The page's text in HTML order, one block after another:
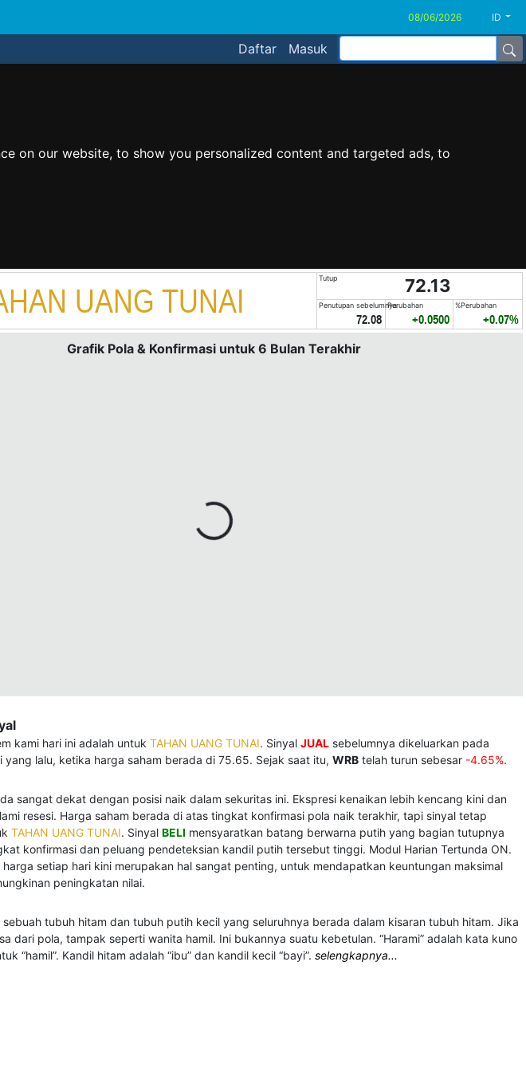
on our website, to show you personalized content and targeted ads, to
ID
Daftar Masuk
UANG TUNAI
Tutup 72.13
Penutupan sebelumnya
72.08
Perubahan
+0.0500
%Perubahan
+0.07%
Grafik Pola & Konfirmasi untuk 6 Bulan Terakhir
kami hari ini adalah untuk TAHAN UANG TUNAI. Sinyal JUAL sebelumnya dikeluarkan pada
lalu, ketika harga saham berada di 75.65. Sejak saat itu, WRB telah turun sebesar -4.65%.
sangat dekat dengan posisi naik dalam sekuritas ini. Ekspresi kenaikan lebih kencang kini dan
resesi. Harga saham berada di atas tingkat konfirmasi pola naik terakhir, tapi sinyal tetap
TAHAN UANG TUNAI. Sinyal BELI mensyaratkan batang berwarna putih yang bagian tutupnya
konfirmasi dan peluang pendeteksian kandil putih tersebut tinggi. Modul Harian Tertunda ON.
setiap hari kini merupakan hal sangat penting, untuk mendapatkan keuntungan maksimal
peningkatan nilai.
sebuah tubuh hitam dan tubuh putih kecil yang seluruhnya berada dalam kisaran tubuh hitam. Jika
dari pola, tampak seperti wanita hamil. Ini bukannya suatu kebetulan. “Harami” adalah kata kuno
“hamil”. Kandil hitam adalah “ibu” dan kandil kecil “bayi”. selengkapnya...